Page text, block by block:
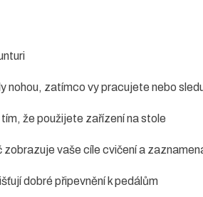
nohou, zatímco vy pracujete nebo
že použijete zařízení na stole
zobrazuje vaše cíle cvičení a
dobré připevnění k pedálům